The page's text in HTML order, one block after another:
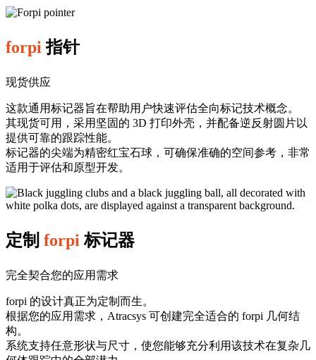
forpi 指针
现货供应
这款通用标记器旨在帮助用户快速评估全向标记技术概念。
其现货可用，采用坚固的 3D 打印外壳，并配备逆反射圆片以
提供可靠的跟踪性能。
标记器的尖端为精密红宝石球，可确保准确的空间参考，非常
适用于评估和原型开发。
定制 forpi 标记器
完全契合您的应用需求
forpi 的设计真正为定制而生。
根据您的应用需求，Atracsys 可创建完全适合的 forpi 几何结
构。
系统支持任意形状与尺寸，使您能够充分利用该技术在复杂几